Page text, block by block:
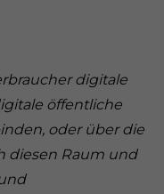
digitale
öffentliche
oder über die
diesen Raum und